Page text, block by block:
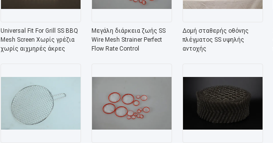
Universal Fit For Grill SS BBQ
Mesh Screen Χωρίς γρέζια
χωρίς αιχμηρές άκρες
Μεγάλη διάρκεια ζωής SS
Wire Mesh Strainer Perfect
Flow Rate Control
Δομή σταθερής οθόνης
πλέγματος SS υψηλής
αντοχής